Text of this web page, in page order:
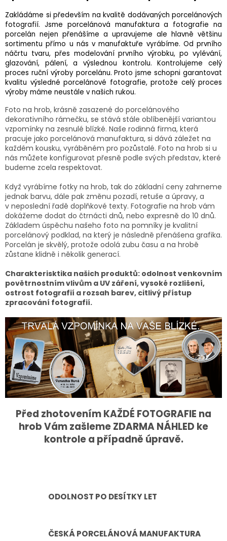
Zakládáme si především na kvalitě dodávaných porcelánových
fotografií. Jsme porcelánová manufaktura a fotografie na
porcelán nejen přenášíme a upravujeme ale hlavně většinu
sortimentu přímo u nás v manufaktuře vyrábíme. Od prvního
náčrtu tvaru, přes modelování prvního výrobku, po vylévání,
glazování, pálení, a výslednou kontrolu. Kontrolujeme celý
proces ruční výroby porcelánu. Proto jsme schopni garantovat
kvalitu výsledné porcelánové fotografie, protože celý proces
výroby máme neustále v našich rukou.
Foto na hrob, krásně zasazené do porcelánového
dekorativního rámečku, se stává stále oblíbenější variantou
vzpomínky na zesnulé blízké. Naše rodinná firma, která
pracuje jako porcelánová manufaktura, si dává záležet na
každém kousku, vyráběném pro pozůstalé. Foto na hrob si u
nás můžete konfigurovat přesně podle svých představ, které
budeme zcela respektovat.
Když vyrábíme fotky na hrob, tak do základní ceny zahrneme
jednak barvu, dále pak změnu pozadí, retuše a úpravy, a
v neposlední řadě doplňkové texty. Fotografie na hrob vám
dokážeme dodat do čtrnácti dnů, nebo expresně do 10 dnů.
Základem úspěchu našeho foto na pomníky je kvalitní
porcelánový podklad, na který je následně přenášena grafika.
Porcelán je skvělý, protože odolá zubu času a na hrobě
zůstane klidně i několik generací.
Charakterisktika našich produktů: odolnost venkovním
povětrnostním vlivům a UV záření, vysoké rozlišení,
ostrost fotografií a rozsah barev, citlivý přístup
zpracování fotografií.
Před zhotovením KAŽDÉ FOTOGRAFIE na
hrob Vám zašleme ZDARMA NÁHLED ke
kontrole a případně úpravě.
ODOLNOST PO DESÍTKY LET
ČESKÁ PORCELÁNOVÁ MANUFAKTURA